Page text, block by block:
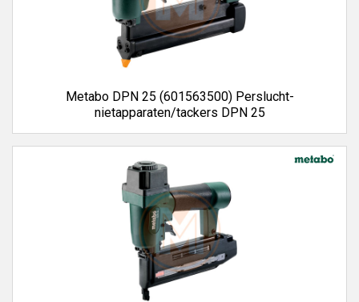
Metabo DPN 25 (601563500) Perslucht-
nietapparaten/tackers DPN 25